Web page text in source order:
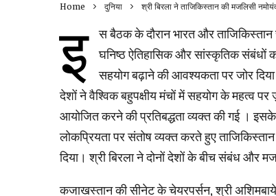
Home दुनिया श्री बिरला ने ताजिकिस्तान की मजलिसी
इ
स बैठक के दौरान भारत और ताजिकिस्तान
घनिष्ठ ऐतिहासिक और सांस्कृतिक
सहयोग बढ़ाने की आवश्यकता पर जोर
देशों ने वैश्विक बहुपक्षीय मंचों में सहयोग के महत्व
आयोजित करने की प्रतिबद्धता व्यक्त की गई ।
लोकप्रियता पर संतोष व्यक्त करते हुए
दिया। श्री बिरला ने दोनों देशों के बीच संबंध और
कजाखस्तान की सीनेट के चेयरपर्सन, श्री